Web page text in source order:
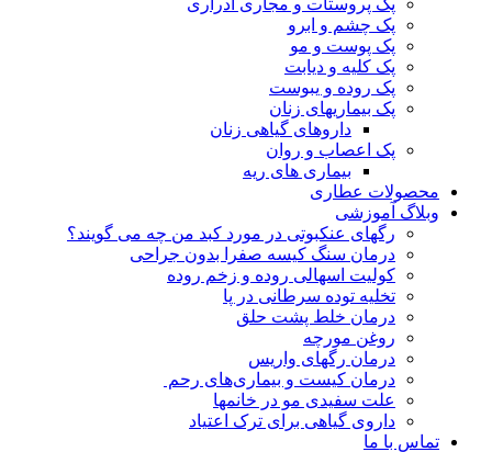
پک چشم و ابرو
پک پوست و مو
پک کلیه و دیابت
پک روده و یبوست
پک بیماریهای زنان
داروهای گیاهی زنان
پک اعصاب و روان
بیماری های ریه
محصولات عطاری
وبلاگ آموزشی
رگهای عنکبوتی در مورد کبد من چه می گویند؟
درمان سنگ کیسه صفرا بدون جراحی
کولیت اسهالی روده و زخم روده
تخلیه توده سرطانی در پا
درمان خلط پشت حلق
روغن مورچه
درمان رگهای واریس
درمان کیست و بیماری‌های رحم
علت سفیدی مو در خانمها
داروی گیاهی برای ترک اعتیاد
تماس با ما